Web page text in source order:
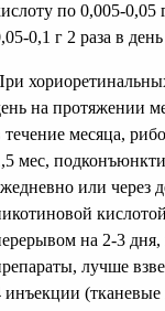
по 0,005-0,05
0,1 г 2 раза в
на протяжении
течение месяца,
мес,
или через
на 2-3
лучше
инъекции (тканевые